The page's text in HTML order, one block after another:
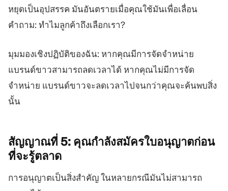
หยุดเป็นอุปสรรค มันอันตรายเมื่อคุณใช้มันเพื่อเลื่อน
คำถาม: ทำไมลูกค้าถึงเลือกเรา?
มุมมองเชิงปฏิบัติของฉัน: หากคุณมีการจัดจำหน่าย
แบรนด์ขาวสามารถลดเวลาได้ หากคุณไม่มีการจัด
จำหน่าย แบรนด์ขาวจะลดเวลาไปจนกว่าคุณจะค้นพบสิ่ง
นั้น
สัญญาณที่ 5: คุณกำลังสมัครใบอนุญาตก่อน
ที่จะรู้ตลาด
การอนุญาตเป็นสิ่งสำคัญ ในหลายกรณีมันไม่สามารถ